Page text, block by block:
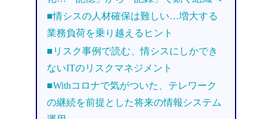
■情シスの人材確保は難しい…増大する
業務負荷を乗り越えるヒント
■リスク事例で読む、情シスにしかでき
ないITのリスクマネジメント
■Withコロナで気がついた、テレワーク
の継続を前提とした将来の情報システム